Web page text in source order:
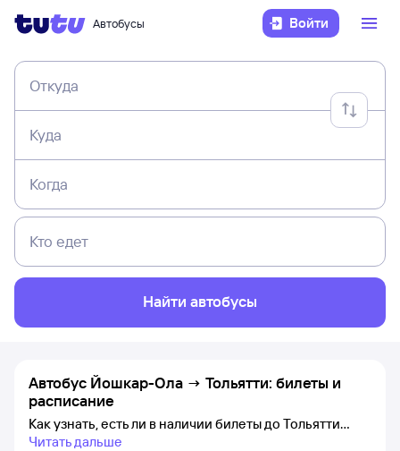
Автобусы Войти
Откуда
Куда
Когда
Кто едет
Найти автобусы
Автобус Йошкар-Ола → Тольятти: билеты и
расписание
Как узнать, есть ли в наличии билеты до Тольятти
Читать дальше